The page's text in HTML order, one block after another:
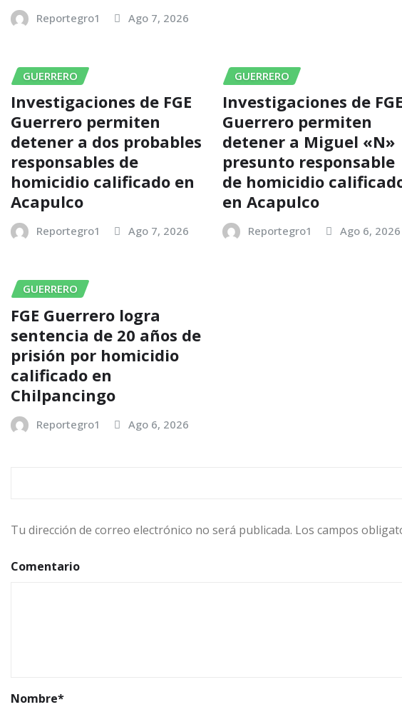
Reportegro1 Ago 7, 2026
GUERRERO
Investigaciones de FGE
Guerrero permiten
detener a dos probables
responsables de
homicidio calificado en
Acapulco
Reportegro1 Ago 7, 2026
GUERRERO
Investigaciones de FGE
Guerrero permiten
detener a Miguel «N»
presunto responsable
de homicidio
en Acapulco
Reportegro1 Ago 6, 2026
GUERRERO
FGE Guerrero logra
sentencia de 20 años de
prisión por homicidio
calificado en
Chilpancingo
Reportegro1 Ago 6, 2026
Tu dirección de correo electrónico no será publicada. Los campos
Comentario
Nombre*